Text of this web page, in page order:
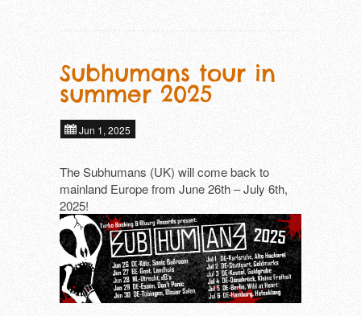
Subhumans tour in
summer 2025
Jun 1, 2025
The Subhumans (UK) will come back to
mainland Europe from June 26th – July 6th,
2025!